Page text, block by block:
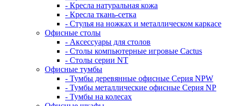
- Кресла натуральная кожа
- Кресла ткань-сетка
- Стулья на ножках и металлическом каркасе
Офисные столы
- Аксессуары для столов
- Столы компьютерные игровые Cactus
- Столы серии NT
Офисные тумбы
- Тумбы деревянные офисные Серия NPW
- Тумбы металлические офисные Серия NP
- Тумбы на колесах